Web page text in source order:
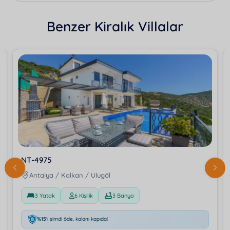
Benzer Kiralık Villalar
NT-4975
Antalya / Kalkan / Ulugöl
3 Yatak 6 Kişilik 3 Banyo
%15'ı şimdi öde, kalanı kapıda!